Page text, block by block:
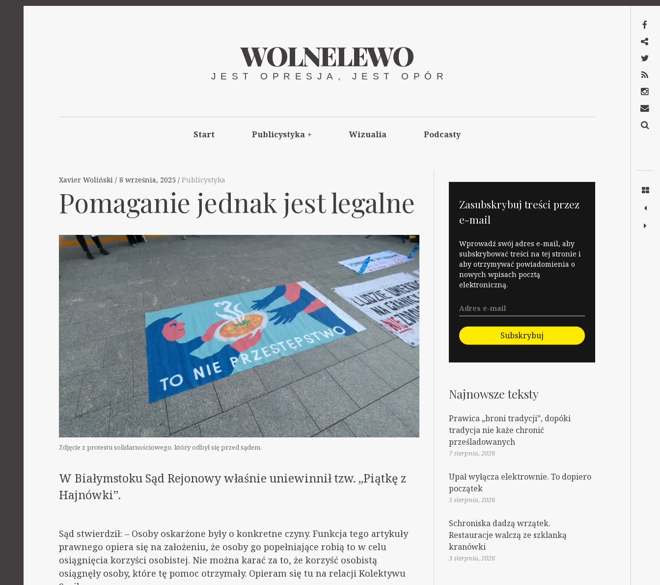
WOLNELEWO
JEST OPRESJA, JEST OPÓR
Start Publicystyka + Wizualia Podcasty
Xavier Woliński 8 września, 2025 Publicystyka
Pomaganie jednak jest legalne
Zdjęcie z protestu solidarnościowego, który odbył się przed sądem.
W Białymstoku Sąd Rejonowy właśnie uniewinnił tzw. „Piątkę z
Hajnówki”.
Sąd stwierdził: – Osoby oskarżone były o konkretne czyny. Funkcja tego artykuły
prawnego opiera się na założeniu, że osoby go popełniające robią to w celu
osiągnięcia korzyści osobistej. Nie można karać za to, że korzyść osobistą
osiągnęły osoby, które tę pomoc otrzymały. Opieram się tu na relacji Kolektywu
Zasubskrybuj treści przez
e-mail
Wprowadź swój adres e-mail, aby
subskrybować treści na tej stronie i
aby otrzymywać powiadomienia o
nowych wpisach pocztą
elektroniczną.
Subskrybuj
Najnowsze teksty
Prawica „broni tradycji”, dopóki
tradycja nie każe chronić
prześladowanych
7 sierpnia, 2026
Upał wyłącza elektrownie. To dopiero
początek
5 sierpnia, 2026
Schroniska dadzą wrzątek.
Restauracje walczą ze szklanką
kranówki
3 sierpnia, 2026